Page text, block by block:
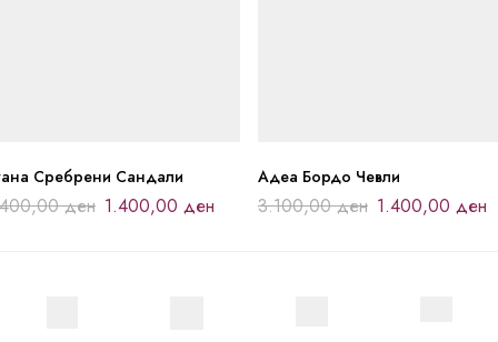
Сребрени Сандали
ден 1.400,00 ден
Адеа Бордо Чевли
3.100,00ден 1.400,00 ден